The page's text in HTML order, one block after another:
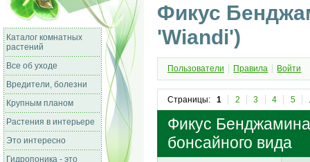
Каталог комнатных
растений
Все об уходе
Вредители, болезни
Крупным планом
Растения в интерьере
Это интересно
Гидропоника - это
Фикус
'Wiandi')
Пользователи Правила Войти
Страницы: 1 2 3 4 5
Фикус
бонсайного вида